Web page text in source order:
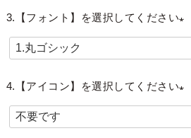
須
3.【フォント】を選択してください
必
4.【アイコン】を選択してください
必